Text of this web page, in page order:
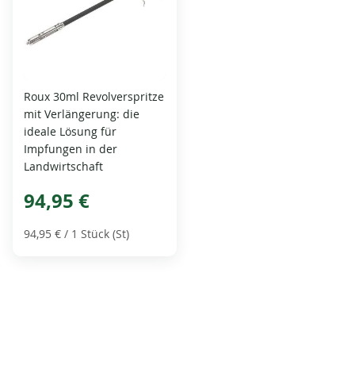
Roux 30ml Revolverspritze
mit Verlängerung: die
ideale Lösung für
Impfungen in der
Landwirtschaft
94,95 €
94,95 € / 1 Stück (St)